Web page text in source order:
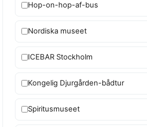
Hop-on-hop-af-bus
Nordiska museet
ICEBAR Stockholm
Kongelig Djurgården-bådtur
Spiritusmuseet